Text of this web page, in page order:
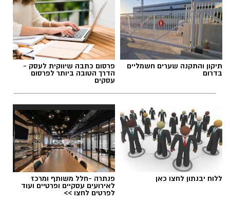
אלדה נתנאל / 09:20 07.08.26
תיקון והתקנה שערים חשמליים
בדרום
פרסום כתבה שיווקית לעסק -
הדרך הטובה ביותר לפרסום
עסקים
ללוח יבנתון לחצו כאן פנתרה -חלל משותף ומרכז
לאירועים עסקיים ופרטיים ועוד
לפרטים לחצו >>